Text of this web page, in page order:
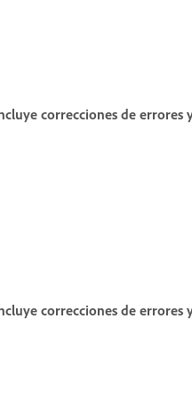
correcciones de
correcciones de